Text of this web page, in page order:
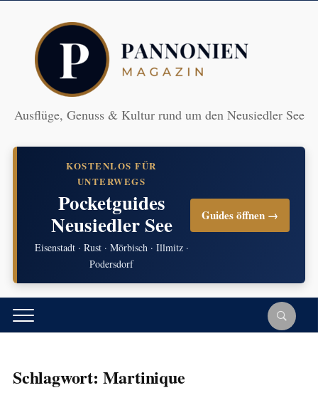
Ausflüge, Genuss & Kultur rund um den Neusiedler See
KOSTENLOS FÜR
UNTERWEGS
Pocketguides
Neusiedler See
Eisenstadt · Rust · Mörbisch · Illmitz ·
Podersdorf
Guides öffnen →
Schlagwort: Martinique